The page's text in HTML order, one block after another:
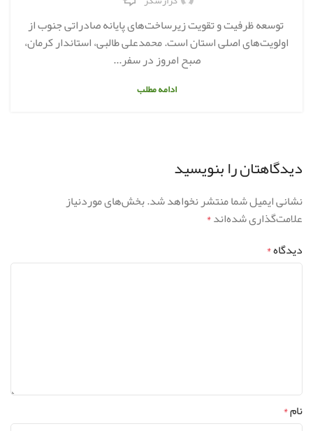
توسعه ظرفیت و تقویت زیرساخت‌های پایانه صادراتی جنوب از
اولویت‌های اصلی استان است. محمدعلی طالبی، استاندار کرمان،
صبح امروز در سفر...
ادامه مطلب
دیدگاهتان را بنویسید
نشانی ایمیل شما منتشر نخواهد شد.بخش‌های موردنیاز
علامت‌گذاری شده‌اند*
دیدگاه*
نام*